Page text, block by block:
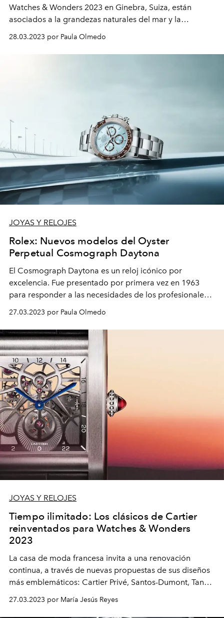
Watches & Wonders 2023 en Ginebra, Suiza, están
asociados a la grandezas naturales del mar y la
28.03.2023 por Paula Olmedo
JOYAS Y RELOJES
Rolex: Nuevos modelos del Oyster
Perpetual Cosmograph Daytona
El Cosmograph Daytona es un reloj icónico por
excelencia. Fue presentado por primera vez en 1963
para responder a las necesidades de los profesionales
de la competición automovilística. Hoy vuelve renovado
con detalles de alta tecnología y lujo.
27.03.2023 por Paula Olmedo
JOYAS Y RELOJES
Tiempo ilimitado: Los clásicos de Cartier
reinventados para Watches & Wonders
2023
La casa de moda francesa invita a una renovación
continua, a través de nuevas propuestas de sus diseños
más emblemáticos: Cartier Privé, Santos-Dumont, Tank
27.03.2023 por María Jesús Reyes